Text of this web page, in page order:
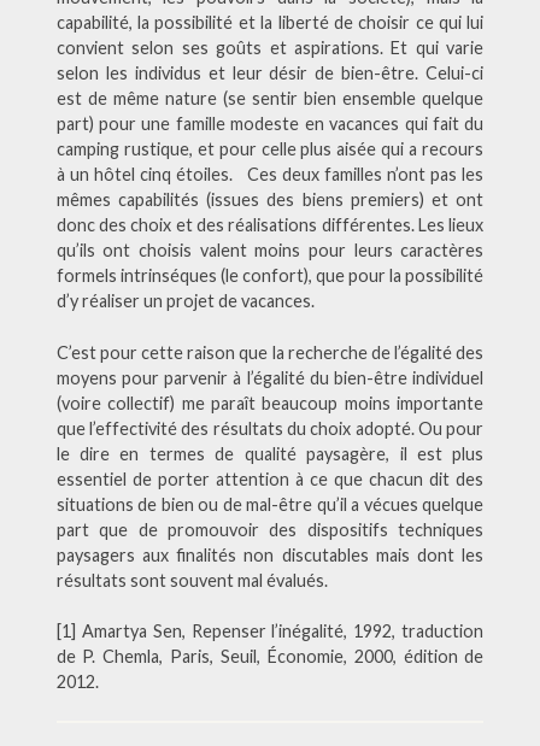
capabilité, la possibilité et la liberté de choisir ce qui lui
convient selon ses goûts et aspirations. Et qui varie
selon les individus et leur désir de bien-être. Celui-ci
est de même nature (se sentir bien ensemble quelque
part) pour une famille modeste en vacances qui fait du
camping rustique, et pour celle plus aisée qui a recours
à un hôtel cinq étoiles. Ces deux familles n’ont pas les
mêmes capabilités (issues des biens premiers) et ont
donc des choix et des réalisations différentes. Les lieux
qu’ils ont choisis valent moins pour leurs caractères
formels intrinséques (le confort), que pour la possibilité
d’y réaliser un projet de vacances.
C’est pour cette raison que la recherche de l’égalité des
moyens pour parvenir à l’égalité du bien-être individuel
(voire collectif) me paraît beaucoup moins importante
que l’effectivité des résultats du choix adopté. Ou pour
le dire en termes de qualité paysagère, il est plus
essentiel de porter attention à ce que chacun dit des
situations de bien ou de mal-être qu’il a vécues quelque
part que de promouvoir des dispositifs techniques
paysagers aux finalités non discutables mais dont les
résultats sont souvent mal évalués.
[1] Amartya Sen, Repenser l’inégalité, 1992, traduction
de P. Chemla, Paris, Seuil, Économie, 2000, édition de
2012.